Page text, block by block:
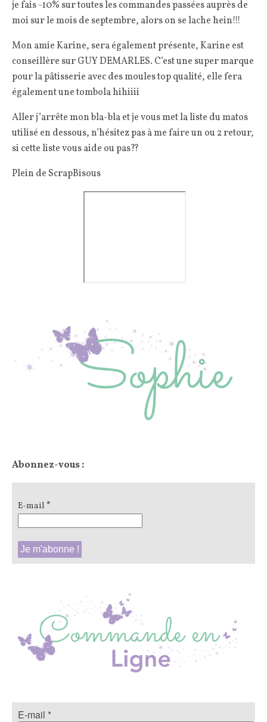
je fais -10% sur toutes les commandes passées auprès de
moi sur le mois de septembre, alors on se lache hein!!!
Mon amie Karine, sera également présente, Karine est
conseillère sur GUY DEMARLES. C’est une super marque
pour la pâtisserie avec des moules top qualité, elle fera
également une tombola hihiiii
Aller j’arrête mon bla-bla et je vous met la liste du matos
utilisé en dessous, n’hésitez pas à me faire un ou 2 retour,
si cette liste vous aide ou pas??
Plein de ScrapBisous
Abonnez-vous :
E-mail *
E-mail *